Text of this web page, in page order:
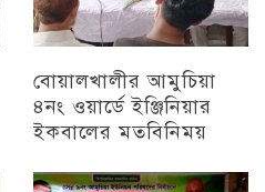
বোয়ালখালীর আমুচিয়া
৪নং ওয়ার্ডে ইঞ্জিনিয়ার
ইকবালের মতবিনিময়
চট্টগ্রাম